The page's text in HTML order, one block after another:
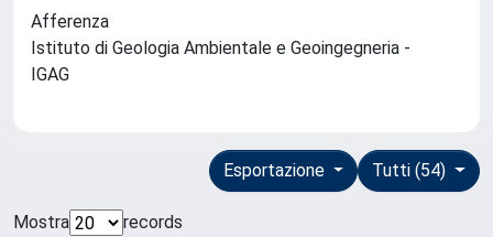
Afferenza
Istituto di Geologia Ambientale e Geoingegneria -
IGAG
Tutti (54)
Esportazione
Mostra
records